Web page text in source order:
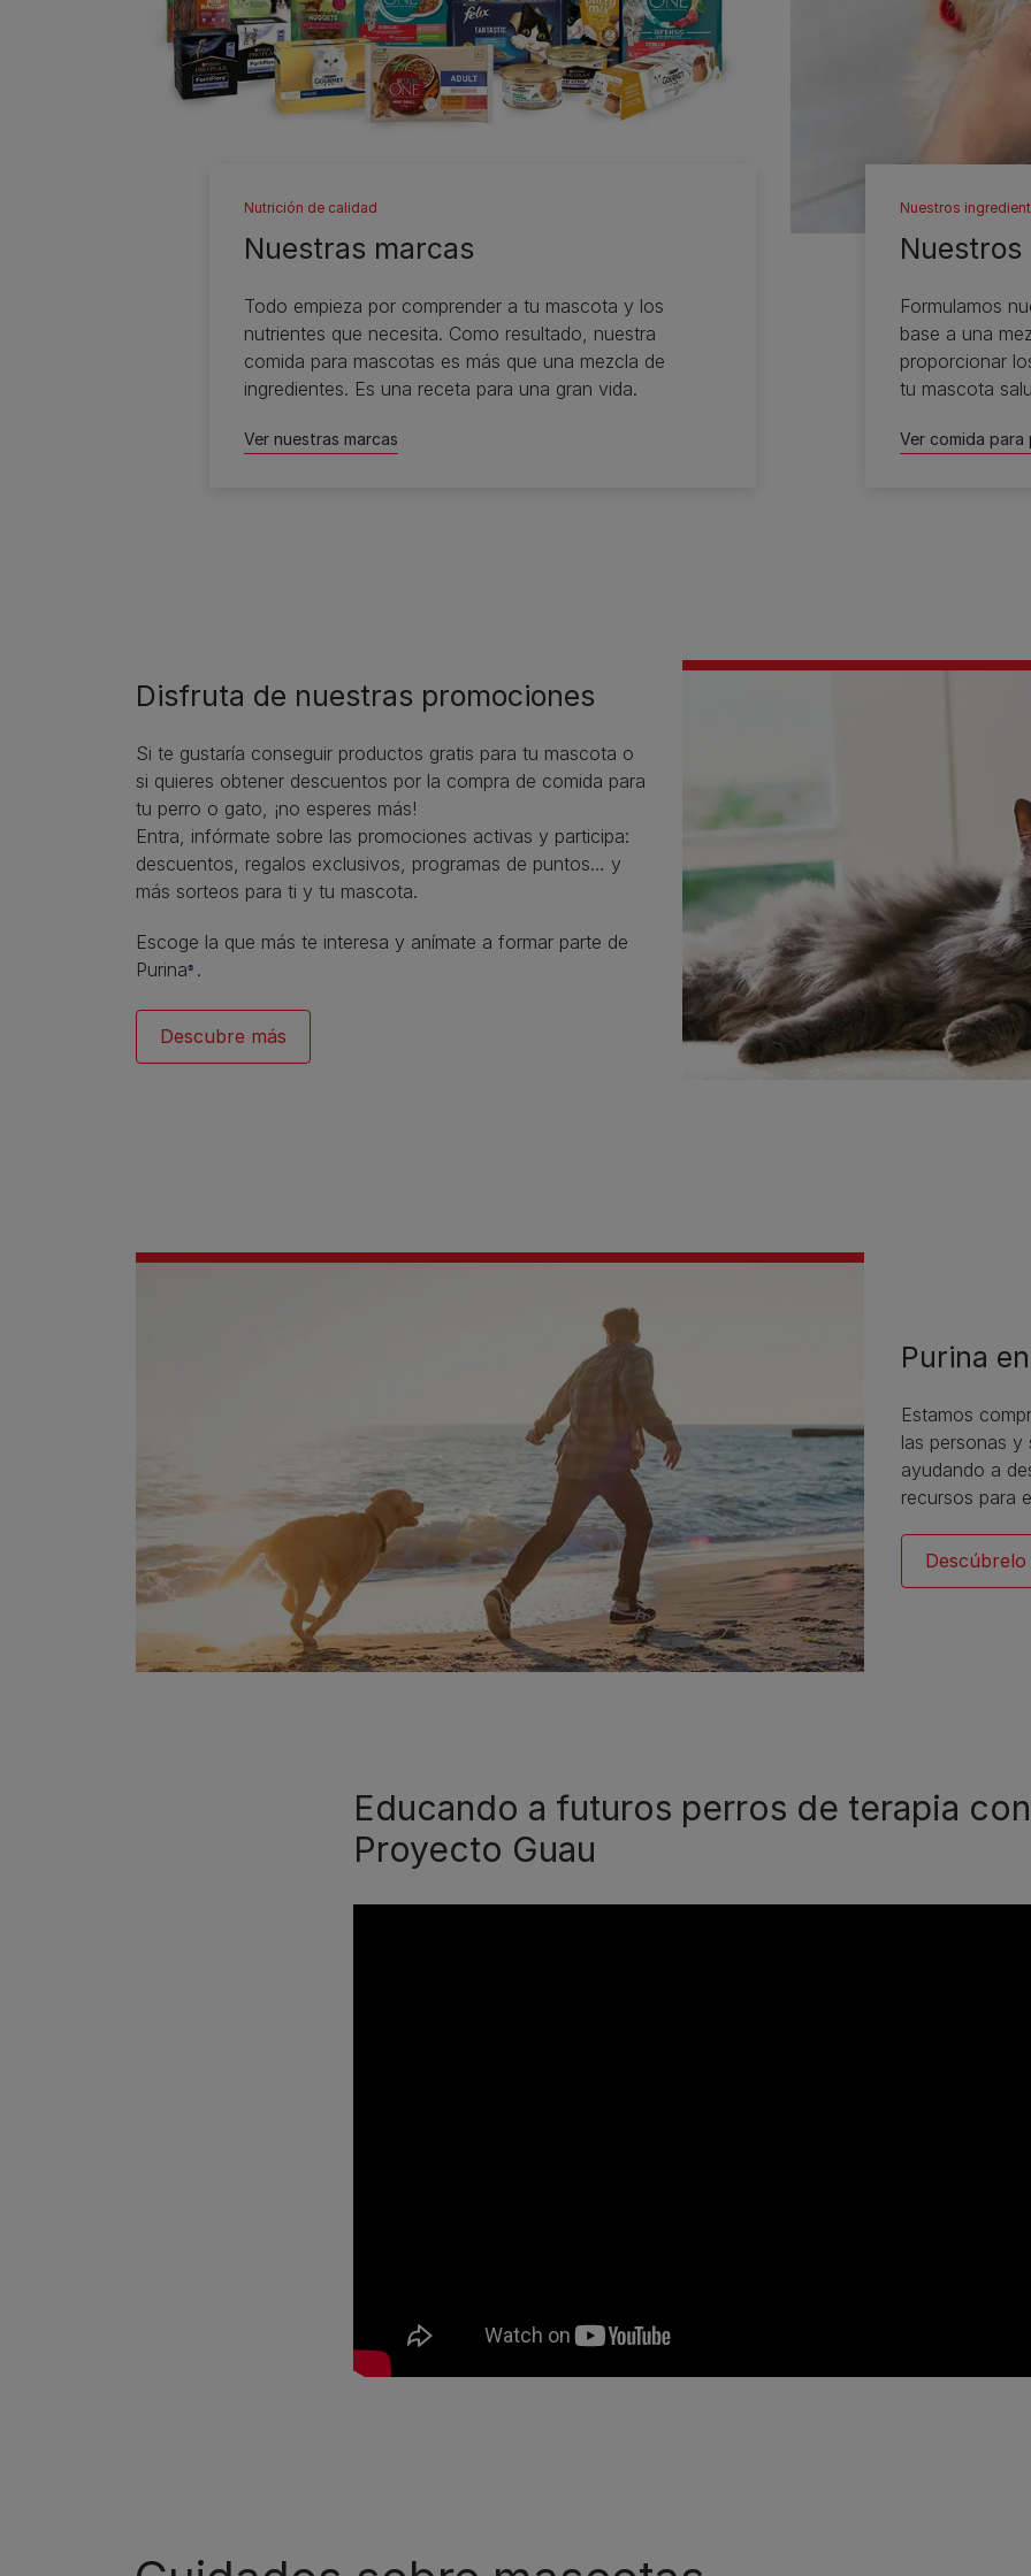
Nutrición de calidad
Nuestras marcas
Todo empieza por comprender a tu mascota y los
nutrientes que necesita. Como resultado, nuestra
comida para mascotas es más que una mezcla de
ingredientes. Es una receta para una gran vida.
Ver nuestras marcas
Nuestros
Formulamos
base a una
proporcionar
tu mascota
Ver comida para
Disfruta de nuestras promociones
Si te gustaría conseguir productos gratis para tu mascota o
si quieres obtener descuentos por la compra de comida para
tu perro o gato, ¡no esperes más!
Entra, infórmate sobre las promociones activas y participa:
descuentos, regalos exclusivos, programas de puntos… y
más sorteos para ti y tu mascota.
Escoge la que más te interesa y anímate a formar parte de
Purina®.
Descubre más
Purina
Estamos
las personas y
ayudando a
recursos para
Descúbrelo
Educando a futuros perros de terapia
Proyecto Guau